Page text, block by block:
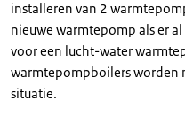
installeren van 2
nieuwe warmtepomp als er
voor een lucht-water
warmtepompboilers worden
situatie.